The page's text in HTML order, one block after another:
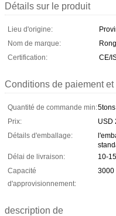
Détails sur le produit
Lieu d'origine:
Nom de marque:
Certification:
CE/
Conditions de paiement
Quantité de commande min:5tons
Prix:
USD
Détails d'emballage:
Délai de livraison:
10-
Capacité
d'approvisionnement:
3000
description de